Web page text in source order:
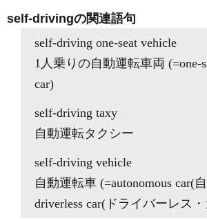
self-drivingの関連語句
self-driving one-seat vehicle
1人乗りの自動運転車両 (=one-
car)
self-driving taxy
自動運転タクシー
self-driving vehicle
自動運転車 (=autonomous car(
driverless car(ドライバーレス